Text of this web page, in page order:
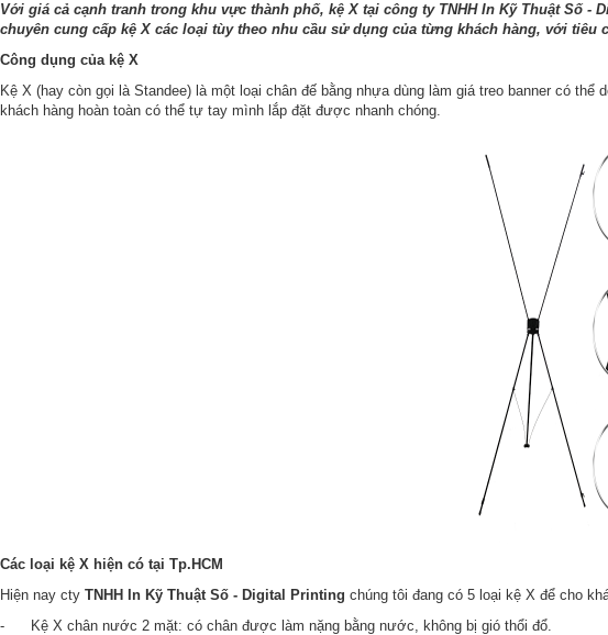
Với giá cả cạnh tranh trong khu vực thành phố, kệ X tại công ty TNHH In Kỹ Thuật
chuyên cung cấp kệ X các loại tùy theo nhu cầu sử dụng của từng khách hàng, với tiêu
Công dụng của kệ X
Kệ X (hay còn gọi là Standee) là một loại chân đế bằng nhựa dùng làm giá treo banner có
khách hàng hoàn toàn có thể tự tay mình lắp đặt được nhanh chóng.
Các loại kệ X hiện có tại Tp.HCM
Hiện nay cty TNHH In Kỹ Thuật Số - Digital Printing chúng tôi đang có 5 loại kệ X để cho
- Kệ X chân nước 2 mặt: có chân được làm nặng bằng nước, không bị gió thổi đổ.